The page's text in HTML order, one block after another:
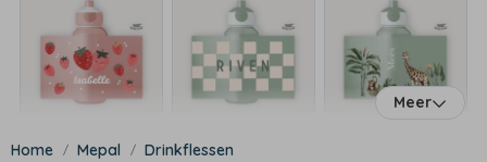
Meer
Mepal Drinkflessen